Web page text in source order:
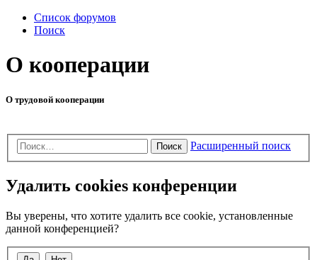
Список форумов
Поиск
О кооперации
О трудовой кооперации
Поиск Расширенный поиск
Удалить cookies конференции
Вы уверены, что хотите удалить все cookie, установленные
данной конференцией?